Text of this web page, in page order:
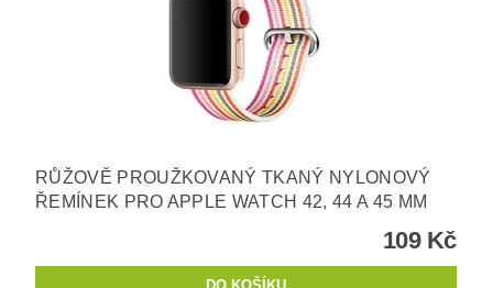
RŮŽOVĚ PROUŽKOVANÝ TKANÝ NYLONOVÝ
ŘEMÍNEK PRO APPLE WATCH 42, 44 A 45 MM
109 Kč